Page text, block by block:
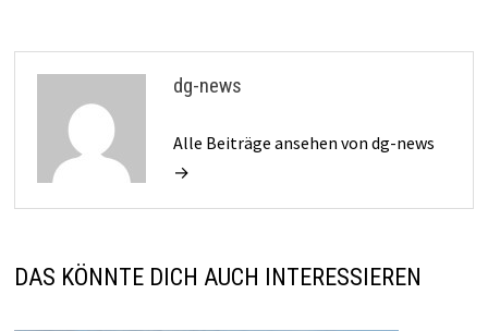
dg-news
Alle Beiträge ansehen von dg-news
→
DAS KÖNNTE DICH AUCH INTERESSIEREN